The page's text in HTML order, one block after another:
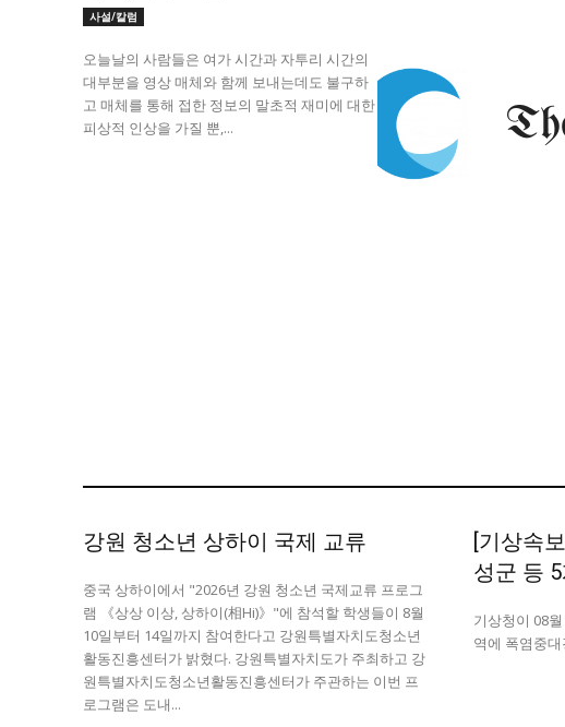
서비스 & 앱
서비스 & 앱
사설/칼럼
오늘날의 사람들은 여가 시간과 자투리 시간의
대부분을 영상 매체와 함께 보내는데도 불구하
고 매체를 통해 접한 정보의 말초적 재미에 대한
피상적 인상을 가질 뿐,...
강원 청소년 상하이 국제 교류
중국 상하이에서 "2026년 강원 청소년 국제교류 프로그
램 《상상 이상, 상하이(相Hi)》"에 참석할 학생들이 8월
10일부터 14일까지 참여한다고 강원특별자치도청소년
활동진흥센터가 밝혔다. 강원특별자치도가 주최하고 강
원특별자치도청소년활동진흥센터가 주관하는 이번 프
로그램은 도내...
[기상속
성군 등
기상청이 08
역에 폭염중